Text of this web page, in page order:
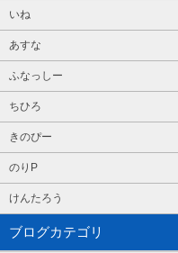
いね
あすな
ふなっしー
ちひろ
きのぴー
のりP
けんたろう
ブログカテゴリ